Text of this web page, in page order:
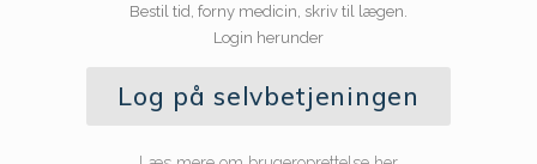
Bestil tid, forny medicin, skriv til lægen.
Login herunder
Log på selvbetjeningen